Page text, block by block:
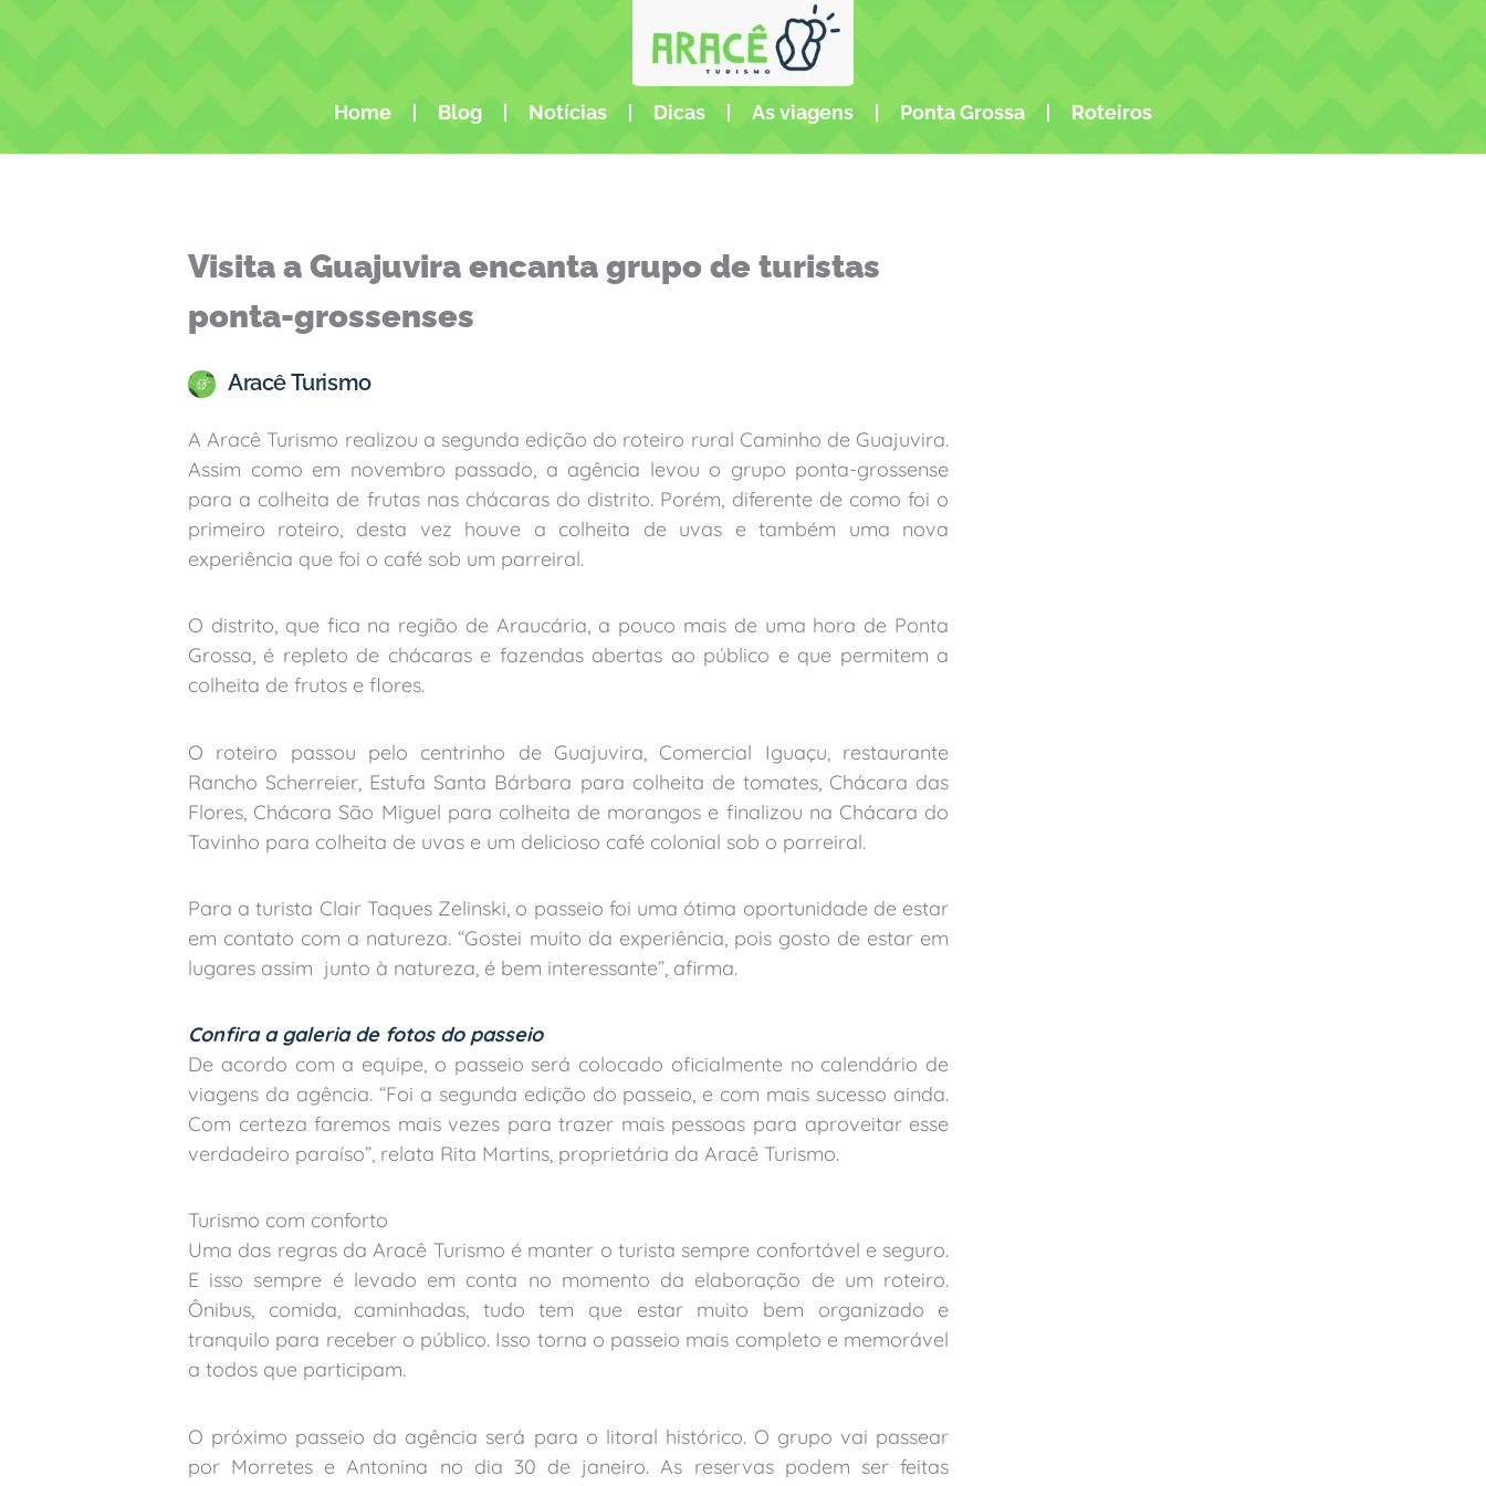
Home Blog Notícias Dicas As viagens Ponta Grossa Roteiros
Visita a Guajuvira encanta grupo de turistas
ponta-grossenses
Aracê Turismo
A Aracê Turismo realizou a segunda edição do roteiro rural Caminho de Guajuvira.
Assim como em novembro passado, a agência levou o grupo ponta-grossense
para a colheita de frutas nas chácaras do distrito. Porém, diferente de como foi o
primeiro roteiro, desta vez houve a colheita de uvas e também uma nova
experiência que foi o café sob um parreiral.
O distrito, que fica na região de Araucária, a pouco mais de uma hora de Ponta
Grossa, é repleto de chácaras e fazendas abertas ao público e que permitem a
colheita de frutos e flores.
O roteiro passou pelo centrinho de Guajuvira, Comercial Iguaçu, restaurante
Rancho Scherreier, Estufa Santa Bárbara para colheita de tomates, Chácara das
Flores, Chácara São Miguel para colheita de morangos e finalizou na Chácara do
Tavinho para colheita de uvas e um delicioso café colonial sob o parreiral.
Para a turista Clair Taques Zelinski, o passeio foi uma ótima oportunidade de estar
em contato com a natureza. “Gostei muito da experiência, pois gosto de estar em
lugares assim junto à natureza, é bem interessante”, afirma.
Confira a galeria de fotos do passeio
De acordo com a equipe, o passeio será colocado oficialmente no calendário de
viagens da agência. “Foi a segunda edição do passeio, e com mais sucesso ainda.
Com certeza faremos mais vezes para trazer mais pessoas para aproveitar esse
verdadeiro paraíso”, relata Rita Martins, proprietária da Aracê Turismo.
Turismo com conforto
Uma das regras da Aracê Turismo é manter o turista sempre confortável e seguro.
E isso sempre é levado em conta no momento da elaboração de um roteiro.
Ônibus, comida, caminhadas, tudo tem que estar muito bem organizado e
tranquilo para receber o público. Isso torna o passeio mais completo e memorável
a todos que participam.
O próximo passeio da agência será para o litoral histórico. O grupo vai passear
por Morretes e Antonina no dia 30 de janeiro. As reservas podem ser feitas